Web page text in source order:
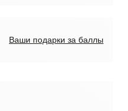
Ваши подарки за баллы